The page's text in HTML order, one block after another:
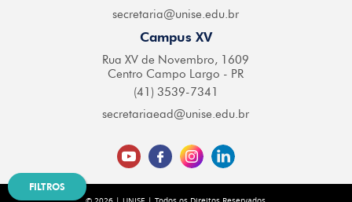
FILTROS
secretaria@unise.edu.br
Campus XV
Rua XV de Novembro, 1609
Centro Campo Largo - PR
(41) 3539-7341
secretariaead@unise.edu.br